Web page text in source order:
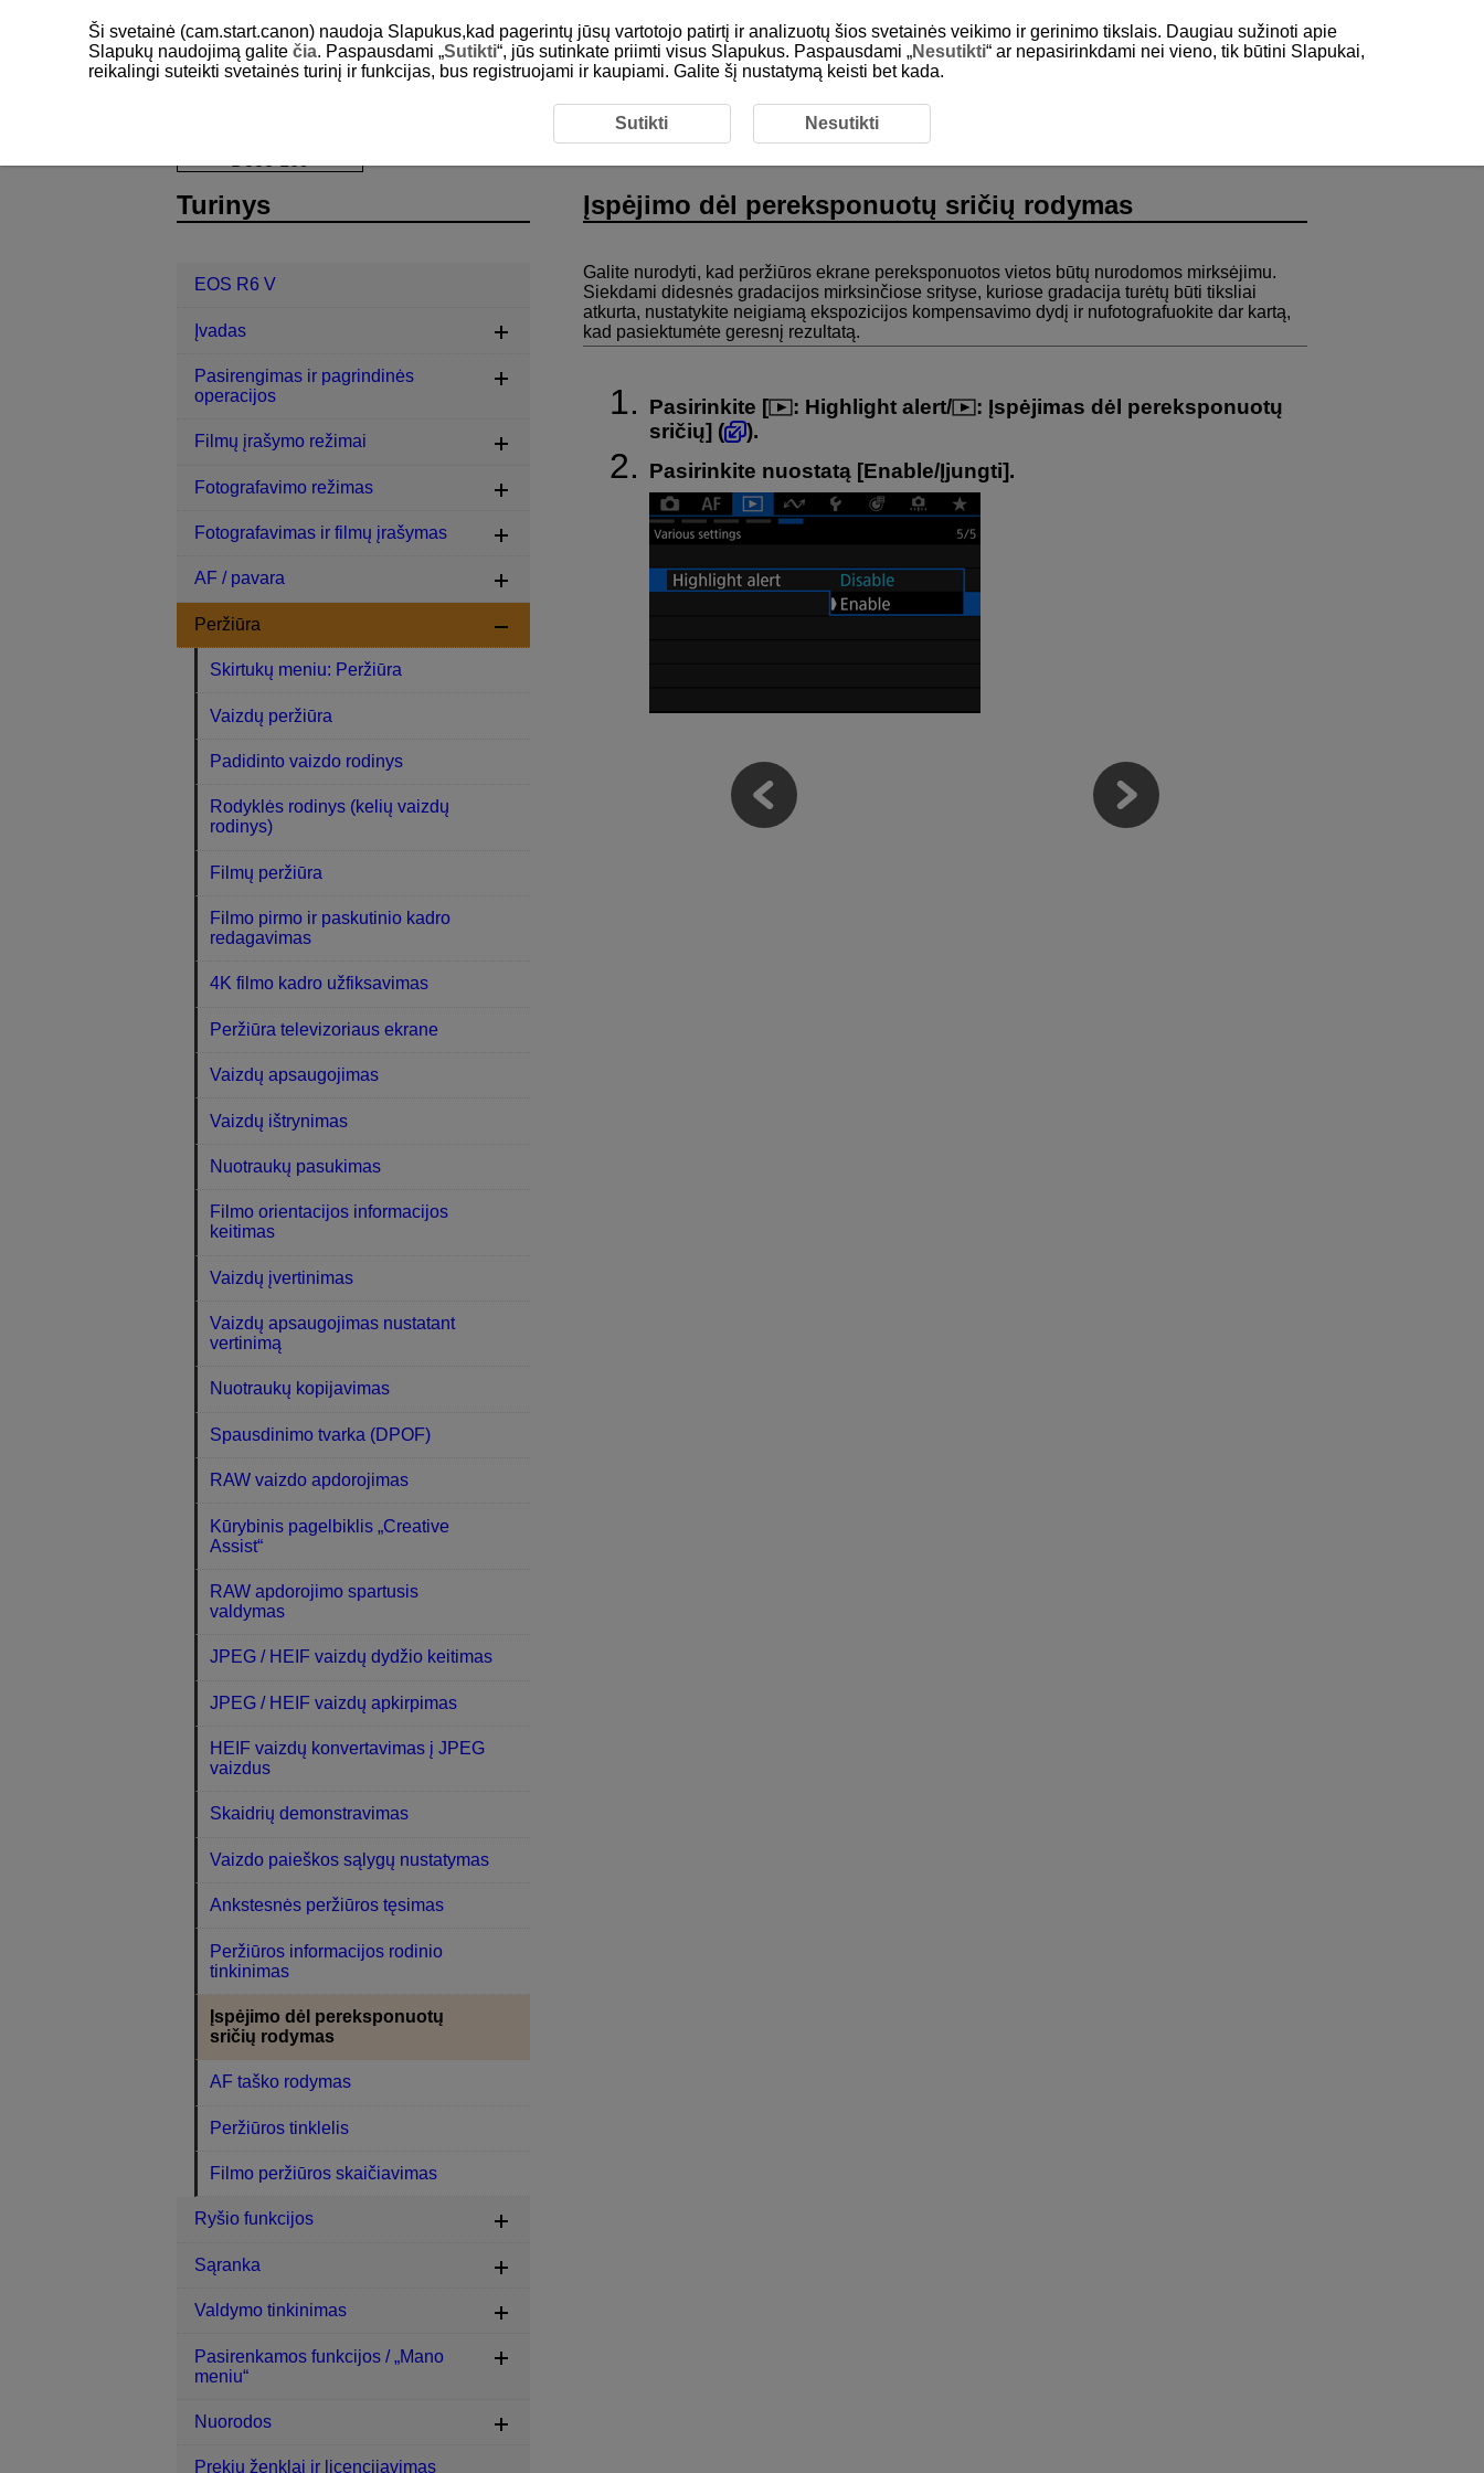
Įspėjimo dėl pereksponuotų sričių rodymas
Įspėjimo dėl pereksponuotų sričių rodymas
Galite nurodyti, kad peržiūros ekrane pereksponuotos vietos būtų nurodomos mirksėjimu.
Siekdami didesnės gradacijos mirksinčiose srityse, kuriose gradacija turėtų būti tiksliai
atkurta, nustatykite neigiamą ekspozicijos kompensavimo dydį ir nufotografuokite dar kartą,
kad pasiektumėte geresnį rezultatą.
Pasirinkite [ : Highlight alert/ : Įspėjimas dėl pereksponuotų
sričių] (
).
Pasirinkite nuostatą [Enable/Įjungti].
Turinys
EOS R6 V
Įvadas
Pasirengimas ir pagrindinės
operacijos
Filmų įrašymo režimai
Fotografavimo režimas
Fotografavimas ir filmų įrašymas
AF / pavara
Peržiūra
Skirtukų meniu: Peržiūra
Vaizdų peržiūra
Padidinto vaizdo rodinys
Rodyklės rodinys (kelių vaizdų
rodinys)
Filmų peržiūra
Filmo pirmo ir paskutinio kadro
redagavimas
4K filmo kadro užfiksavimas
Peržiūra televizoriaus ekrane
Vaizdų apsaugojimas
Vaizdų ištrynimas
Nuotraukų pasukimas
Filmo orientacijos informacijos
keitimas
Vaizdų įvertinimas
Vaizdų apsaugojimas nustatant
vertinimą
Nuotraukų kopijavimas
Spausdinimo tvarka (DPOF)
RAW vaizdo apdorojimas
Kūrybinis pagelbiklis „Creative
Assist“
RAW apdorojimo spartusis
valdymas
JPEG / HEIF vaizdų dydžio keitimas
JPEG / HEIF vaizdų apkirpimas
HEIF vaizdų konvertavimas į JPEG
vaizdus
Skaidrių demonstravimas
Vaizdo paieškos sąlygų nustatymas
Ankstesnės peržiūros tęsimas
Peržiūros informacijos rodinio
tinkinimas
Įspėjimo dėl pereksponuotų
sričių rodymas
AF taško rodymas
Peržiūros tinklelis
Filmo peržiūros skaičiavimas
Ryšio funkcijos
Sąranka
Valdymo tinkinimas
Pasirenkamos funkcijos / „Mano
meniu“
Nuorodos
Prekių ženklai ir licencijavimas
Ši svetainė (cam.start.canon) naudoja Slapukus,kad pagerintų jūsų vartotojo patirtį ir analizuotų šios svetainės veikimo ir gerinimo tikslais. Daugiau sužinoti apie
Slapukų naudojimą galite čia. Paspausdami „Sutikti“, jūs sutinkate priimti visus Slapukus. Paspausdami „Nesutikti“ ar nepasirinkdami nei vieno, tik būtini Slapukai,
reikalingi suteikti svetainės turinį ir funkcijas, bus registruojami ir kaupiami. Galite šį nustatymą keisti bet kada.
Sutikti Nesutikti